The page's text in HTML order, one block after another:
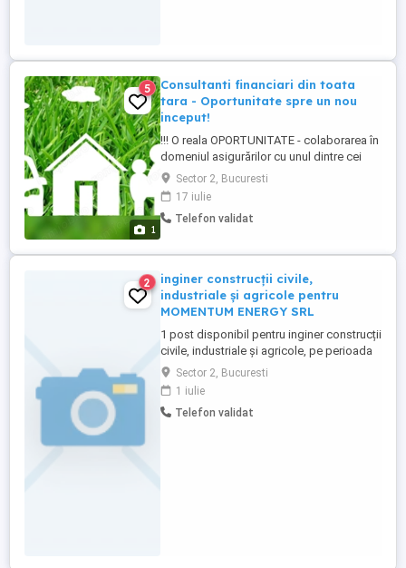
1
5
Consultanti financiari din toata
tara - Oportunitate spre un nou
inceput!
!!! O reala OPORTUNITATE - colaborarea în
domeniul asigurărilor cu unul dintre cei
mai mari brokeri de asigurari ( actionar
fiind cel de al treilea mare broker de
asigurari din lume), o activitate
independenta. Ne extindem echipa cu
tarii, care vor activa in ...
Sector 2, Bucuresti
17 iulie
Telefon validat
2
inginer construcții civile,
industriale și agricole pentru
MOMENTUM ENERGY SRL
1 post disponibil pentru inginer construcții
civile, industriale și agricole, pe perioada
nedeterminata. Cerinte: persoane ce vor
un loc de munca stabil si pe termen lung,
persoane serioase cu dorinta de munca.
Angajarea se va face pe baza CV care se
Sector 2, Bucuresti
1 iulie
Telefon validat